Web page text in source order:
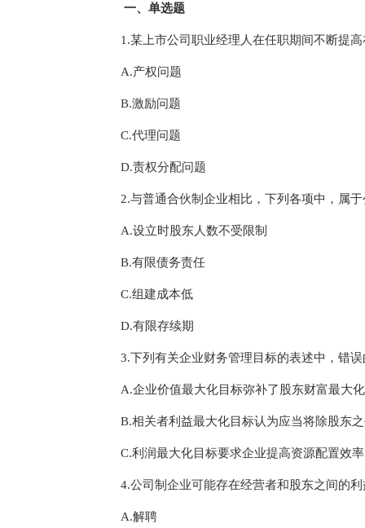
一、单选题
1.某上市公司职业经理人在任职期间不断
A.产权问题
B.激励问题
C.代理问题
D.责权分配问题
2.与普通合伙制企业相比，下列各项中，
A.设立时股东人数不受限制
B.有限债务责任
C.组建成本低
D.有限存续期
3.下列有关企业财务管理目标的表述中，
A.企业价值最大化目标弥补了股东财富最大
B.相关者利益最大化目标认为应当将除股东
C.利润最大化目标要求企业提高资源配置效率
4.公司制企业可能存在经营者和股东之间
A.解聘